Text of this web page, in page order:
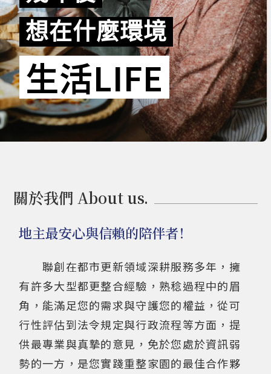
想在什麼環境
生活LIFE
關於我們 About us.
地主最安心與信賴的陪伴者！
聯創在都市更新領域深耕服務多年，擁
有許多大型都更整合經驗，熟稔過程中的眉
角，能滿足您的需求與守護您的權益，從可
行性評估到法令規定與行政流程等方面，提
供最專業與真摯的意見，免於您處於資訊弱
勢的一方，是您實踐重整家園的最佳合作夥